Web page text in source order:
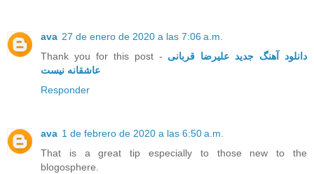
ava 27 de enero de 2020 a las 7:06 a.m.
Thank you for this post - دانلود آهنگ جدید علیرضا قربانی
عاشقانه نیست
Responder
ava 1 de febrero de 2020 a las 6:50 a.m.
That is a great tip especially to those new to the
blogosphere.